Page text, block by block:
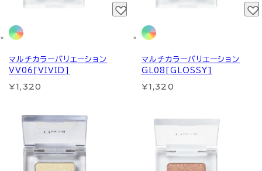
マルチカラーバリエーション
VV06[VIVID]
¥1,320
マルチカラーバリエーション
GL08[GLOSSY]
¥1,320